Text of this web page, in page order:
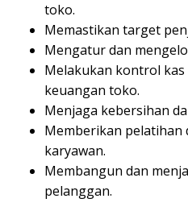
toko.
Memastikan target
Mengatur dan
Melakukan kontrol
keuangan toko.
Menjaga kebersihan
Memberikan pelatihan
karyawan.
Membangun dan
pelanggan.